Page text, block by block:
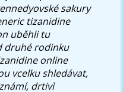
sakury
tizanidine
uběhli tu
druhé rodinku
online
vcelku shledávat,
drtivì